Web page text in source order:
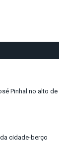
Pinhal no alto de
cidade-berço